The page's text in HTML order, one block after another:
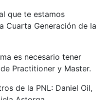
que te estamos
Cuarta Generación de la
es necesario tener
Practitioner y Master.
de la PNL: Daniel Oil,